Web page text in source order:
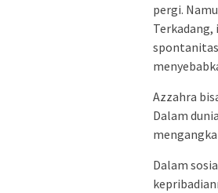
pergi.
Azzahra
Dalam
Dalam